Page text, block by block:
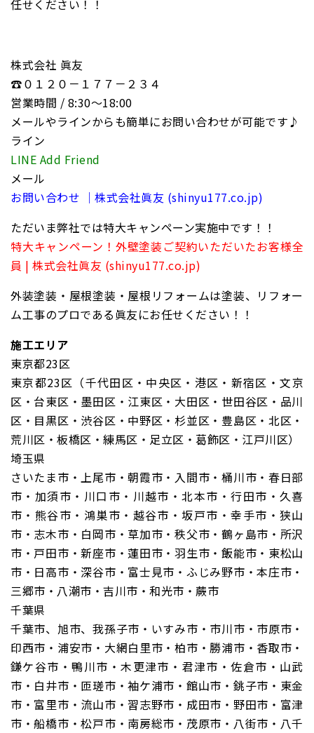
任せください！！
株式会社 眞友
☎０１２０－１７７－２３４
営業時間 / 8:30〜18:00
メールやラインからも簡単にお問い合わせが可能です♪
ライン
LINE Add Friend
メール
お問い合わせ ｜株式会社眞友 (shinyu177.co.jp)
ただいま弊社では特大キャンペーン実施中です！！
特大キャンペーン！外壁塗装ご契約いただいたお客様全
員 | 株式会社眞友 (shinyu177.co.jp)
外装塗装・屋根塗装・屋根リフォームは塗装、リフォー
ム工事のプロである眞友にお任せください！！
施工エリア
東京都23区
東京都23区（千代田区・中央区・港区・新宿区・文京
区・台東区・墨田区・江東区・大田区・世田谷区・品川
区・目黒区・渋谷区・中野区・杉並区・豊島区・北区・
荒川区・板橋区・練馬区・足立区・葛飾区・江戸川区）
埼玉県
さいたま市・上尾市・朝霞市・入間市・桶川市・春日部
市・加須市・川口市・川越市・北本市・行田市・久喜
市・熊谷市・鴻巣市・越谷市・坂戸市・幸手市・狭山
市・志木市・白岡市・草加市・秩父市・鶴ヶ島市・所沢
市・戸田市・新座市・蓮田市・羽生市・飯能市・東松山
市・日高市・深谷市・富士見市・ふじみ野市・本庄市・
三郷市・八潮市・吉川市・和光市・蕨市
千葉県
千葉市、旭市、我孫子市・いすみ市・市川市・市原市・
印西市・浦安市・大網白里市・柏市・勝浦市・香取市・
鎌ケ谷市・鴨川市・木更津市・君津市・佐倉市・山武
市・白井市・匝瑳市・袖ケ浦市・館山市・銚子市・東金
市・富里市・流山市・習志野市・成田市・野田市・富津
市・船橋市・松戸市・南房総市・茂原市・八街市・八千